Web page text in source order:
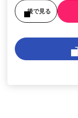
後で見る